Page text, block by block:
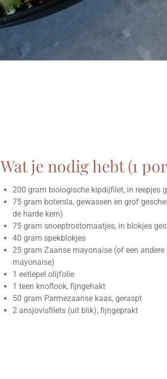
Wat je nodig hebt (1
200 gram biologische kipdijfilet, in reepjes
75 gram botersla, gewassen en grof
de harde kern)
75 gram snoeptrostomaatjes, in blokjes
40 gram spekblokjes
25 gram Zaanse mayonaise (of een andere
mayonaise)
1 eetlepel olijfolie
1 teen knoflook, fijngehakt
50 gram Parmezaanse kaas, geraspt
2 ansjovisfilets (uit blik), fijngeprakt